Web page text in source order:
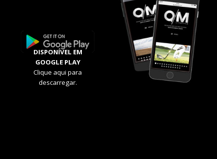
DISPONÍVEL EM
GOOGLE PLAY
Clique aqui para
descarregar.